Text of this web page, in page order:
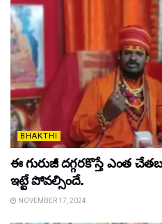
BHAKTHI
ఈ గురుజీ ద‌గ్గ‌రకొస్తే ఎంత
ఇట్టే పోవ‌ల్సిందే.
NOVEMBER 17, 2024